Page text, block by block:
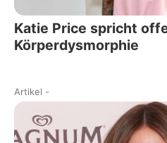
Katie Price spricht
Körperdysmorphie
Artikel -